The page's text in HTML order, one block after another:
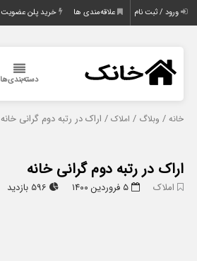
ورود / ثبت نام علاقه‌مندی ها خرید پلن عضویت
دسته‌بندی‌ها
خانه / وبلاگ / املاک / اراک در رتبه دوم گرانی خانه
اراک در رتبه دوم گرانی خانه
املاک ۵ فروردین ۱۴۰۰